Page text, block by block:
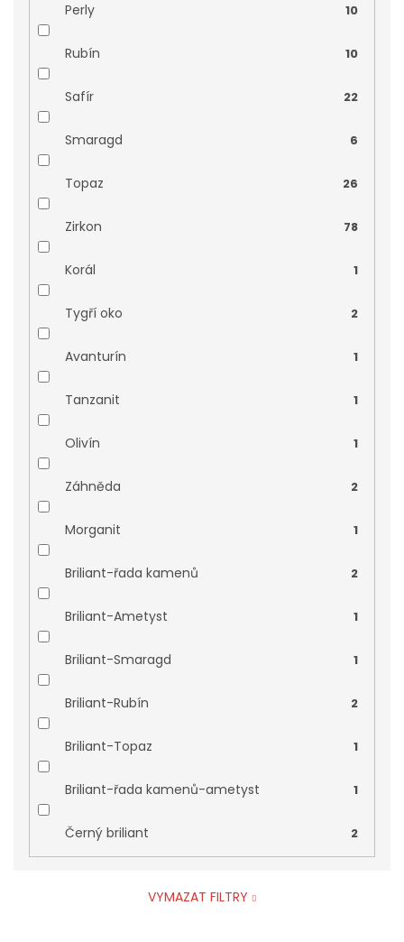
Perly 10
Rubín 10
Safír 22
Smaragd 6
Topaz 26
Zirkon 78
Korál 1
Tygří oko 2
Avanturín 1
Tanzanit 1
Olivín 1
Záhněda 2
Morganit 1
Briliant-řada kamenů 2
Briliant-Ametyst 1
Briliant-Smaragd 1
Briliant-Rubín 2
Briliant-Topaz 1
Briliant-řada kamenů-ametyst 1
Černý briliant 2
VYMAZAT FILTRY